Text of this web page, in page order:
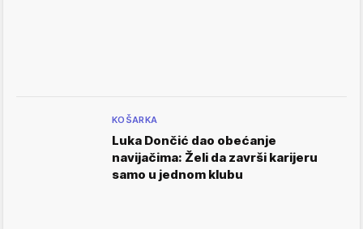
KOŠARKA
Luka Dončić dao obećanje
navijačima: Želi da završi karijeru
samo u jednom klubu